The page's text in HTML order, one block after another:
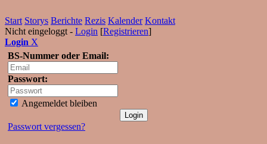
Start Storys Berichte Rezis Kalender Kontakt
Nicht eingeloggt - Login [Registrieren]
Login X
BS-Nummer oder Email:
Passwort:
Angemeldet bleiben
Passwort vergessen?